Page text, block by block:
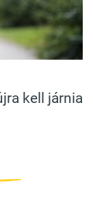
kell járnia